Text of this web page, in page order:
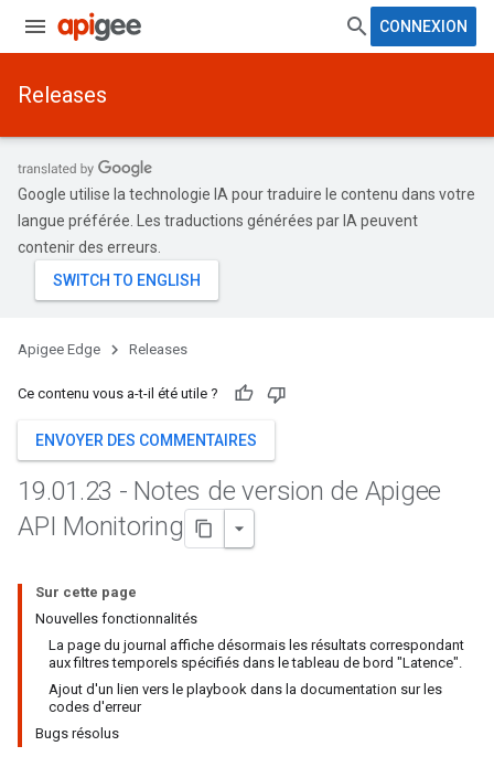
CONNEXION
Releases
Google utilise la technologie IA pour traduire le contenu dans votre
langue préférée. Les traductions générées par IA peuvent
contenir des erreurs.
Apigee Edge Releases
Ce contenu vous a-t-il été utile ?
ENVOYER DES COMMENTAIRES
19.01 .23 - Notes de version de Apigee
API Monitoring
Sur cette page
Nouvelles fonctionnalités
La page du journal affiche désormais les résultats correspondant
aux filtres temporels spécifiés dans le tableau de bord "Latence".
Ajout d'un lien vers le playbook dans la documentation sur les
codes d'erreur
Bugs résolus